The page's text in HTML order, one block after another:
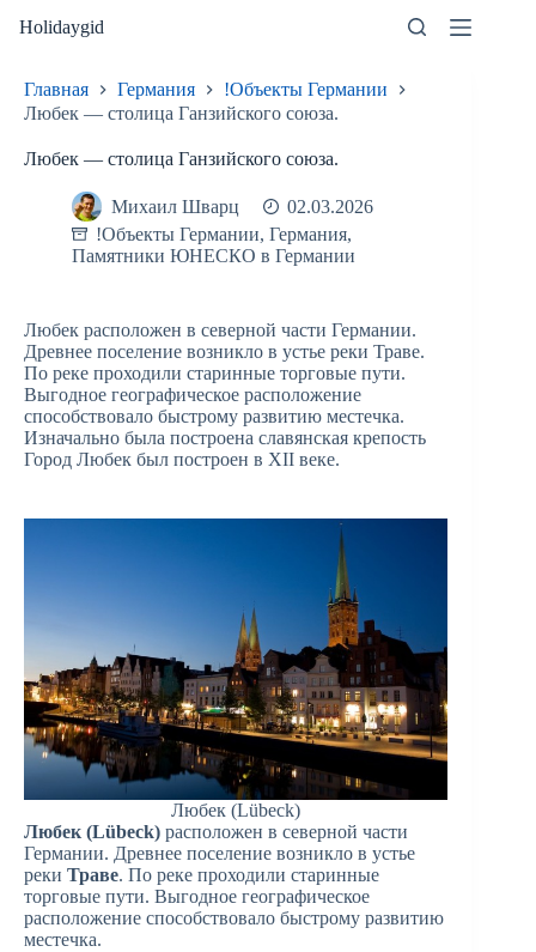
Holidaygid
Главная Германия
!Объекты Германии
Любек — столица Ганзийского союза.
Любек — столица Ганзийского союза.
Михаил Шварц
02.03.2026
!Объекты Германии, Германия,
Памятники ЮНЕСКО в Германии
Любек расположен в северной части Германии.
Древнее поселение возникло в устье реки Траве.
По реке проходили старинные торговые пути.
Выгодное географическое расположение
способствовало быстрому развитию местечка.
Изначально была построена славянская крепость
Город Любек был построен в XII веке.
Любек (Lübeck)
Любек (Lübeck) расположен в северной части
Германии. Древнее поселение возникло в устье
реки Траве. По реке проходили старинные
торговые пути. Выгодное географическое
расположение способствовало быстрому развитию
местечка.